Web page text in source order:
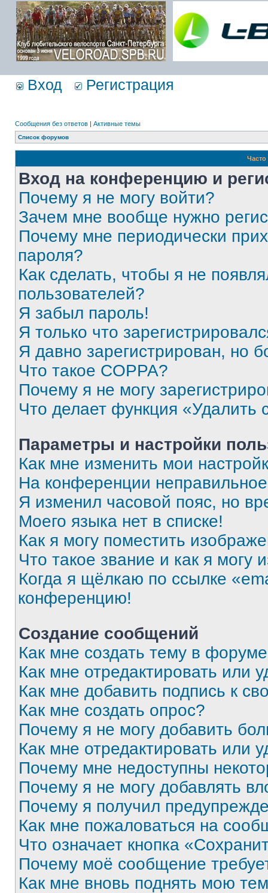
Вход Регистрация
Сообщения без ответов | Активные темы
Список форумов
Вход на конференцию и
Почему я не могу войти?
Зачем мне вообще нужно
Почему мне периодически
пароля?
Как сделать, чтобы я не
пользователей?
Я забыл пароль!
Я только что
Я давно зарегистрирован, но
Что такое COPPA?
Почему я не могу
Что делает функция «Удалить
Параметры и настройки
Как мне изменить мои
На конференции
Я изменил часовой пояс, но
Моего языка нет в списке!
Как я могу поместить
Что такое звание и как я могу
Когда я щёлкаю по ссылке
конференцию!
Создание сообщений
Как мне создать тему в
Как мне отредактировать или
Как мне добавить подпись к
Как мне создать опрос?
Почему я не могу добавить
Как мне отредактировать или
Почему мне недоступны
Почему я не могу добавлять
Почему я получил
Как мне пожаловаться на
Что означает кнопка
Почему моё сообщение
Как мне вновь поднять мою